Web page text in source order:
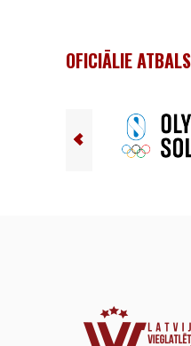
OFICIĀLIE